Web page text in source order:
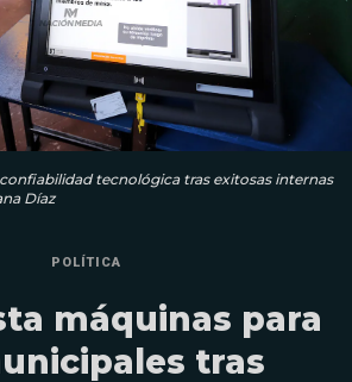
confiabilidad tecnológica tras exitosas internas
Díaz
POLÍTICA
máquinas para
tras